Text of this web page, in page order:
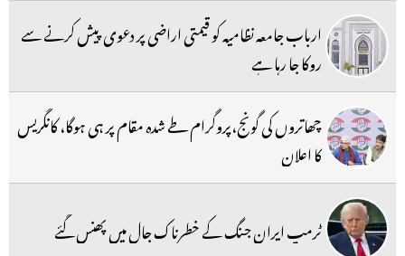
ارباب جامعہ نظامیہ کو قیمتی اراضی پر دعوی پیش کرنے سے
روکا جا رہا ہے
چھاتروں کی گونج،پروگرام طے شدہ مقام پر ہی ہوگا، کانگریس
کا اعلان
ٹرمپ ایران جنگ کے خطرناک جال میں پھنس گئے